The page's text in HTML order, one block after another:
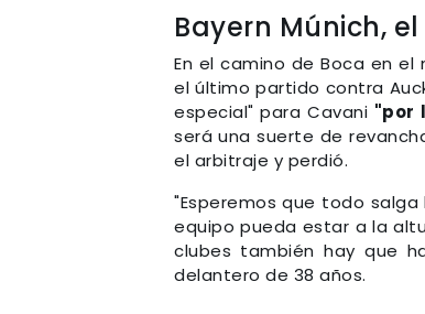
Bayern Múnich,
En el camino de Boca en
el último partido contra
especial" para Cavani "por
será una suerte de
el arbitraje y perdió.
"Esperemos que todo
equipo pueda estar a la
clubes también hay que
delantero de 38 años.